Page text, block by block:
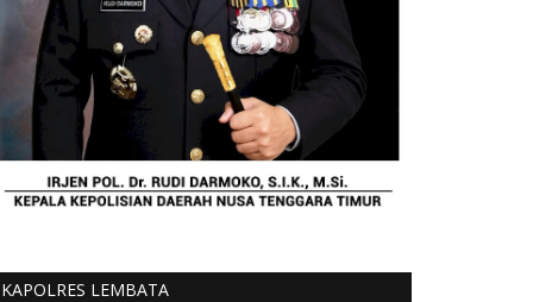
KAPOLRES LEMBATA